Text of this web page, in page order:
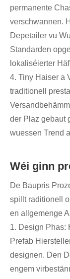
permanente
verschwannen.
Depetailer vu
Standarden
lokaliséierter
4. Tiny Haiser a
traditionell
der Plaz gebaut
wuessen Trend
Wéi ginn
De Baupris
spillt raditionell
en allgemenge
1. Design Phas:
Prefab
designen. Den
engem